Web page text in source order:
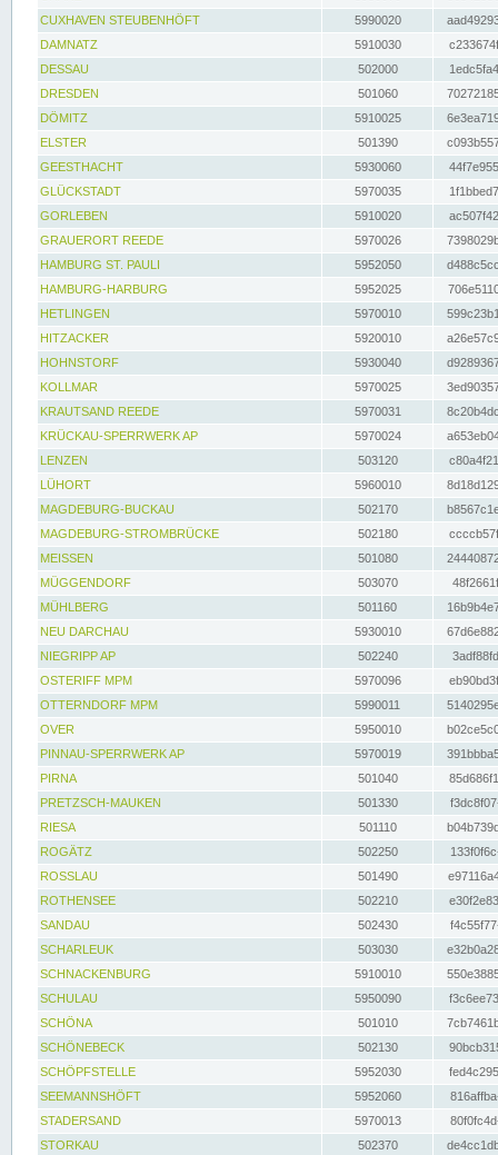
CUXHAVEN STEUBENHÖFT
5990020
DAMNATZ
5910030
DESSAU
502000
DRESDEN
501060
DÖMITZ
5910025
ELSTER
501390
GEESTHACHT
5930060
GLÜCKSTADT
5970035
GORLEBEN
5910020
GRAUERORT REEDE
5970026
HAMBURG ST. PAULI
5952050
HAMBURG-HARBURG
5952025
HETLINGEN
5970010
HITZACKER
5920010
HOHNSTORF
5930040
KOLLMAR
5970025
KRAUTSAND REEDE
5970031
KRÜCKAU-SPERRWERK AP
5970024
LENZEN
503120
LÜHORT
5960010
MAGDEBURG-BUCKAU
502170
MAGDEBURG-STROMBRÜCKE
502180
MEISSEN
501080
MÜGGENDORF
503070
MÜHLBERG
501160
NEU DARCHAU
5930010
NIEGRIPP AP
502240
OSTERIFF MPM
5970096
OTTERNDORF MPM
5990011
OVER
5950010
PINNAU-SPERRWERK AP
5970019
PIRNA
501040
PRETZSCH-MAUKEN
501330
RIESA
501110
ROGÄTZ
502250
ROSSLAU
501490
ROTHENSEE
502210
SANDAU
502430
SCHARLEUK
503030
SCHNACKENBURG
5910010
SCHULAU
5950090
SCHÖNA
501010
SCHÖNEBECK
502130
SCHÖPFSTELLE
5952030
SEEMANNSHÖFT
5952060
STADERSAND
5970013
STORKAU
502370